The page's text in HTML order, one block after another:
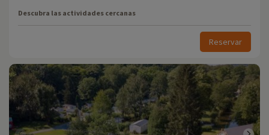
Descubra las actividades cercanas
Reservar